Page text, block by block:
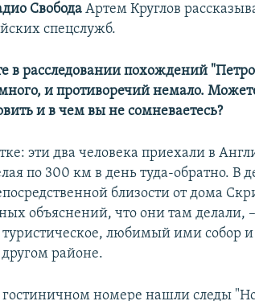
Свобода Артем Круглов
спецслужб.
в расследовании похождений
и противоречий немало.
и в чем вы не сомневаетесь?
эти два человека приехали в
по 300 км в день туда-обратно. В
близости от дома
объяснений, что они там делали,
туристическое, любимый ими собор
районе.
номере нашли следы